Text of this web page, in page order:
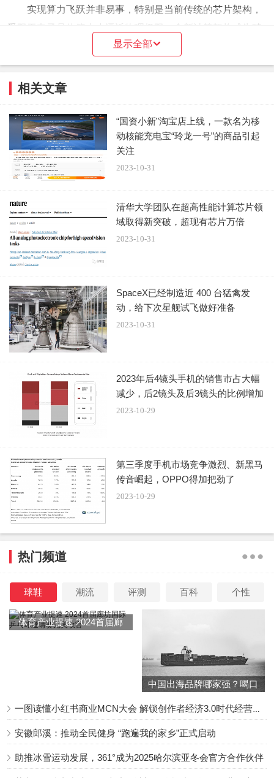
实现算力飞跃并非易事，特别是当前传统的芯片架构，
受限于电子晶体管大小逼近物理极限。全新计算架构成为破
计算架构的最有力竞争方案之一。
光计算，顾名思义是将计算载体从电变为光，利用光在
芯片中的传播进行计算。面对以光速计算的诱人前景，数年
来海内外知名科研团队相继提出多种设计，但要替代现有电
子器件实现系统级应用，仍面临重大瓶颈：
一是如何在一枚芯片上集成大规模的计算单元（可控神
经元），且约束误差累计程度；
二是实现高速高效的片上非线性；
三是为兼容目前以电子信号为主体的信息社会，如何提
供光计算与电子信号计算的高效接口。
当前常见的模数转换功耗，较光计算每步乘加运算高出
以在实际应用中体现出优越性。
系统级算力和能效，超现有芯片万倍
为解决这一国际难题，清华大学团队创造性地提出了模
拟电融合模拟光的计算框架，构建可见光下的大规模多层衍
射神经网络实现视觉特征提取，利用光电流直接进行基于基
尔霍夫定律的纯模拟电子计算，两者集成在同一枚芯片框架
内，完成了“传感前 传感中 近传感”的新型计算系统。
视觉处理范式在模数转换过程中速度、精度与功耗相互制约
高速光电接口三个关键瓶颈。
显示全部
相关文章
“国资小新”淘宝店上线，一款名为移
动核能充电宝“玲龙一号”的商品引起
关注
2023-10-31
清华大学团队在超高性能计算芯片领
域取得新突破，超现有芯片万倍
2023-10-31
SpaceX已经制造近 400 台猛禽发
动，给下次星舰试飞做好准备
2023-10-31
2023年后4镜头手机的销售市占大幅
减少，后2镜头及后3镜头的比例增加
2023-10-29
第三季度手机市场竞争激烈、新黑马
传音崛起，OPPO得加把劲了
2023-10-29
热门频道
球鞋 潮流 评测 百科 个性
体育产业提速 2024首届廊
中国出海品牌哪家强？喝口
安徽郎溪：推动全民健身 “跑遍我的家乡”正式启动
助推冰雪运动发展，361°成为2025哈尔滨亚冬会官方合作伙伴